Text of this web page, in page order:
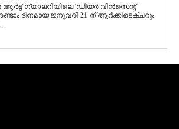
ഗ്യാലറിയിലെ 'ഡിയർ വിൻസെന്റ്'
ദിനമായ ജനുവരി 21-ന് ആർക്കിടെക്ചറും